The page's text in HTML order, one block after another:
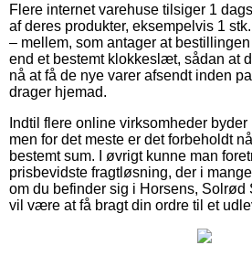
Flere internet varehuse tilsiger 1
af deres produkter, eksempelvis 1
– mellem, som antager at
end et bestemt klokkeslæt, sådan at
nå at få de nye varer afsendt inden
drager hjemad.
Indtil flere online virksomheder byder
men for det meste er det forbeholdt
bestemt sum. I øvrigt kunne man
prisbevidste fragtløsning, der i
om du befinder sig i Horsens, Solrød
vil være at få bragt din ordre til et